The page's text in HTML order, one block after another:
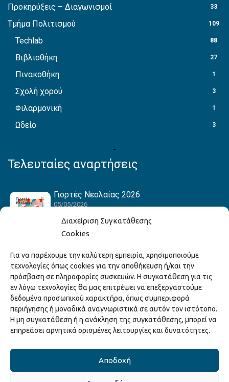
Διαχείριση Συγκατάθεσης
Cookies
Για να παρέχουμε την καλύτερη εμπειρία, χρησιμοποιούμε
τεχνολογίες όπως cookies για την αποθήκευση ή/και την
πρόσβαση σε πληροφορίες συσκευών. Η συγκατάθεση για τις
εν λόγω τεχνολογίες θα μας επιτρέψει να επεξεργαστούμε
δεδομένα προσωπικού χαρακτήρα, όπως συμπεριφορά
περιήγησης ή μοναδικά αναγνωριστικά σε αυτόν τον ιστότοπο.
Η μη συγκατάθεση ή η ανάκληση της συγκατάθεσης, μπορεί να
επηρεάσει αρνητικά ορισμένες λειτουργίες και δυνατότητες.
Αποδοχή
Προκηρύξεις – Διαγωνισμοί 33
Τμήμα Πολιτισμού 109
Techlab 88
Βιβλιοθήκη 27
Πινακοθήκη 1
Σχολή χορού 3
Φιλαρμονική 1
Ωδείο 3
Τελευταίες αναρτήσεις
Γιορτές Νεολαίας 2026
05/05/2026
Hack the Match: Γνωρίζοντας τα Αμερικανικά
Αθλήματα! Δημιουργώντας το Δικό σου
Game Story!
22/04/2026
Ξάνθη – Πόλις Ονείρων Μουσικών Σχολείων
2026
15/04/2026